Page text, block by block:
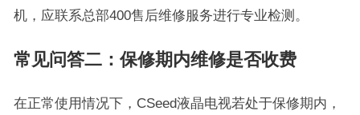
机，应联系总部400售后维修服务进行专业检测。
常见问答二：保修期内维修是否收费
在正常使用情况下，CSeed液晶电视若处于保修期内，